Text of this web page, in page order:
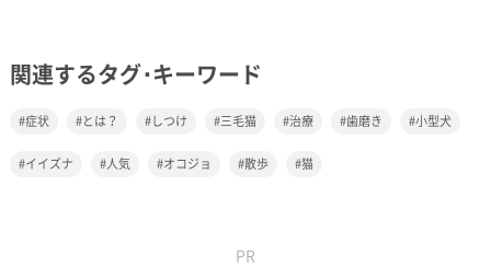
関連するタグ･キーワード
症状 とは？ しつけ 三毛猫 治療 歯磨き 小型犬
イイズナ 人気 オコジョ 散歩 猫
PR